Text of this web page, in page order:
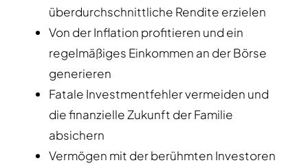
überdurchschnittliche Rendite erzielen
Von der Inflation profitieren und ein
regelmäßiges Einkommen an der Börse
generieren
Fatale Investmentfehler vermeiden und
die finanzielle Zukunft der Familie
absichern
Vermögen mit der berühmten Investoren